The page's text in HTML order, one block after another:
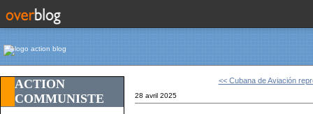
ACTION
COMMUNISTE
<< Cubana de Aviación
28 avril 2025